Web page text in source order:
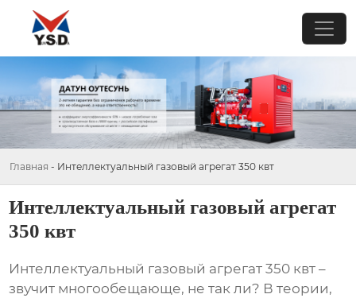
Главная - Интеллектуальный газовый агрегат 350 квт
Интеллектуальный газовый агрегат
350 квт
Интеллектуальный газовый агрегат 350 квт –
звучит многообещающе, не так ли? В теории,